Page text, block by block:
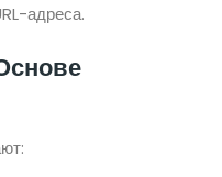
адреса.